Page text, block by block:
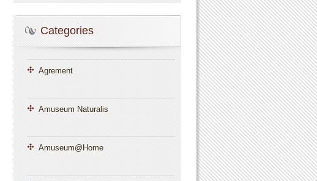
Categories
Agrement
Amuseum Naturalis
Amuseum@Home